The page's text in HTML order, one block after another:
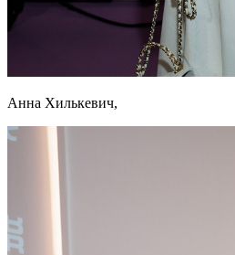
Анна Хилькевич,